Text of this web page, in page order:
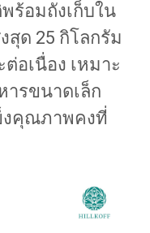
ร้อมถังเก็บใน
ด 25 กิโลกรัม
อเนื่อง เหมาะ
ารขนาดเล็ก
งคุณภาพคงที่